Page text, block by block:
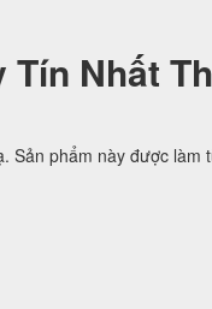
Tín Nhất
Sản phẩm này được làm